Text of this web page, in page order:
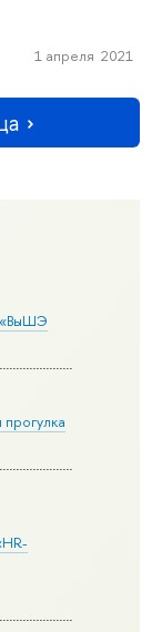
«ВыШЭ
1 апреля 2021